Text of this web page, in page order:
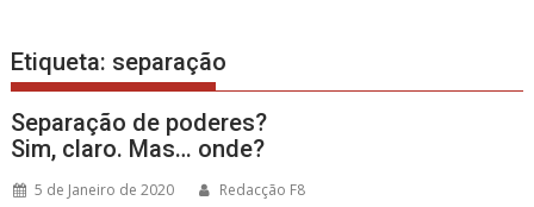
Etiqueta: separação
Separação de poderes?
Sim, claro. Mas… onde?
5 de Janeiro de 2020 Redacção F8